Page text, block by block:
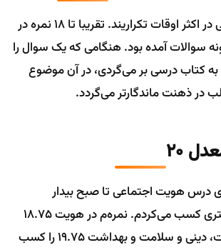
ایده‌ی سوالات نهایی در اکثر اوقات تکراریند. تقریبا تا 18 نمره در
سوالات آمده بود. هنگامی که یک سوال را
کتاب درسی بر می‌گردی، در آن موضوع
در ذهنت ماندگارتر می‌گردد.
20
درس هویت اجتماعی تا صبح بیدار
می‌ماندم، نمره‌ی بهتری کسب می‌کردم. نمره‌م در هویت 18.75
شد. در دروس زیست، دینی و سلامت و بهداشت 19.75 را کسب